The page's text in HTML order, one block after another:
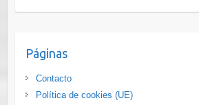
Páginas
Contacto
Política de cookies (UE)